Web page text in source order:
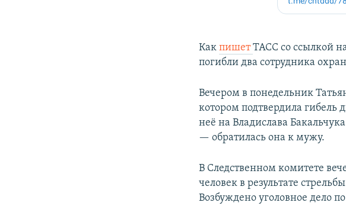
Какпишет ТАСС со ссылкой
погибли два сотрудника
Вечером в понедельник
котором подтвердила гибель
неё на Владислава
— обратилась она к мужу.
В Следственном комитете
человек в результате
Возбуждено уголовное дело